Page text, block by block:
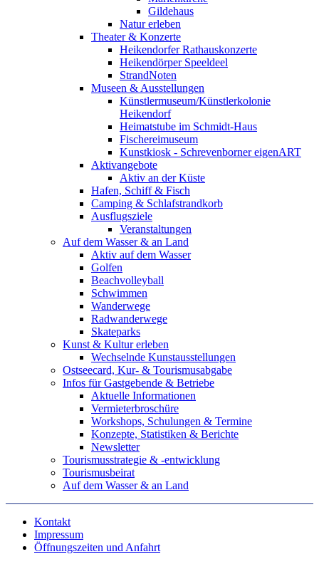
Gildehaus
Natur erleben
Theater & Konzerte
Heikendorfer Rathauskonzerte
Heikendörper Speeldeel
StrandNoten
Museen & Ausstellungen
Künstlermuseum/Künstlerkolonie
Heikendorf
Heimatstube im Schmidt-Haus
Fischereimuseum
Kunstkiosk - Schrevenborner eigenART
Aktivangebote
Aktiv an der Küste
Hafen, Schiff & Fisch
Camping & Schlafstrandkorb
Ausflugsziele
Veranstaltungen
Auf dem Wasser & an Land
Aktiv auf dem Wasser
Golfen
Beachvolleyball
Schwimmen
Wanderwege
Radwanderwege
Skateparks
Kunst & Kultur erleben
Wechselnde Kunstausstellungen
Ostseecard, Kur- & Tourismusabgabe
Infos für Gastgebende & Betriebe
Aktuelle Informationen
Vermieterbroschüre
Workshops, Schulungen & Termine
Konzepte, Statistiken & Berichte
Newsletter
Tourismusstrategie & -entwicklung
Tourismusbeirat
Auf dem Wasser & an Land
Kontakt
Impressum
Öffnungszeiten und Anfahrt